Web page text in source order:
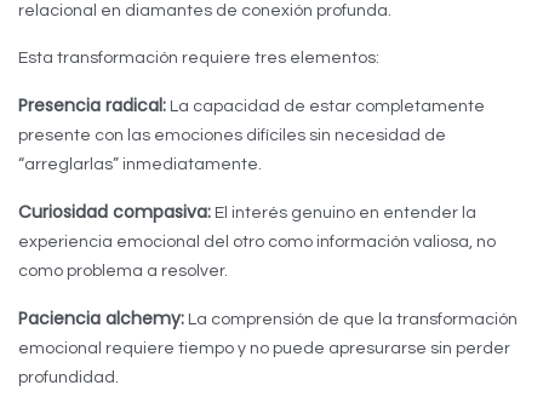
relacional en diamantes de conexión profunda.
Esta transformación requiere tres elementos:
Presencia radical: La capacidad de estar completamente
presente con las emociones difíciles sin necesidad de
“arreglarlas” inmediatamente.
Curiosidad compasiva: El interés genuino en entender la
experiencia emocional del otro como información valiosa, no
como problema a resolver.
Paciencia alchemy: La comprensión de que la transformación
emocional requiere tiempo y no puede apresurarse sin perder
profundidad.